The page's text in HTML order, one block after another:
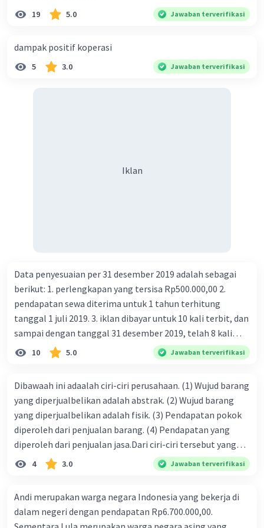
perdagangan dan kebijakan mata uang.
Sahel S
Jawaban terverifikasi
sumber daya terbatas.
Pertukaran: Manusia cenderung melakukan pertukaran
untuk memperoleh barang dan jasa yang mereka
inginkan.
Hukum Permintaan dan Penawaran: Hukum ini
menjelaskan hubungan antara harga suatu barang,
kuantitas yang ditawarkan, dan kuantitas yang diminta.
memutuskan untuk membeli smartphone dengan
mempertimbangkan manfaat yang diharapkan dan biaya
yang harus ditanggung. Di tingkat masyarakat, prinsip
ekonomi membantu dalam mengalokasikan sumber
daya yang terbatas dengan cara mempengaruhi
keputusan konsumen dan produsen. Misalnya, kenaikan
harga bahan bakar dapat mendorong konsumen untuk
produksi barang yang lebih diminati.
19 5.0 Jawaban terverifikasi
dampak positif koperasi
5 3.0 Jawaban terverifikasi
Iklan
Data penyesuaian per 31 desember 2019 adalah sebagai
berikut: 1. perlengkapan yang tersisa Rp500.000,00 2.
pendapatan sewa diterima untuk 1 tahun terhitung
tanggal 1 juli 2019. 3. iklan dibayar untuk 10 kali terbit, dan
sampai dengan tanggal 31 desember 2019, telah 8 kali
terbit. 4. gaji terutang untuk periode berjalan sebesar
Rp800.000,00 dari data di atas, pencatatan jurnal pembalik
10 5.0 Jawaban terverifikasi
Dibawaah ini adaalah ciri-ciri perusahaan. (1) Wujud barang
yang diperjualbelikan adalah abstrak. (2) Wujud barang
yang diperjualbelikan adalah fisik. (3) Pendapatan pokok
diperoleh dari penjualan barang. (4) Pendapatan yang
diperoleh dari penjualan jasa.Dari ciri-ciri tersebut yang
merupakan ciri dari perusahaan dagang ditunjukan pada
nomor…. a. 1 dan 3 b. 3 dan 4 c. 2 dan 3 d. 1 dan 2 e. 2 dan 4
4 3.0 Jawaban terverifikasi
Andi merupakan warga negara Indonesia yang bekerja di
dalam negeri dengan pendapatan Rp6.700.000,00.